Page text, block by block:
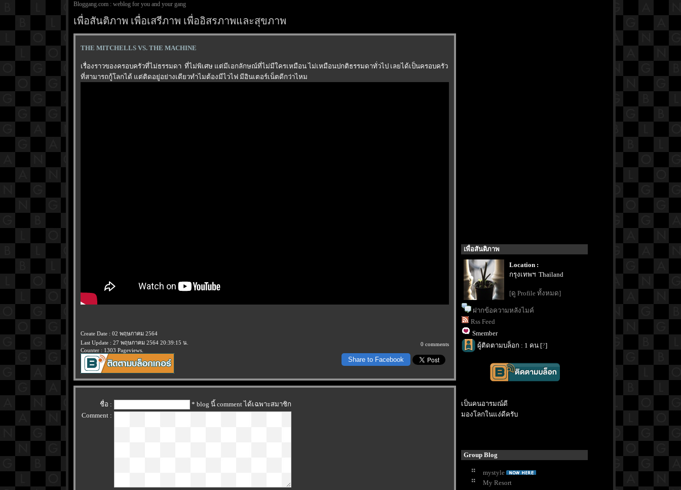
Bloggang.com : weblog for you and your gang
เพื่อสันติภาพ เพื่อเสรีภาพ เพื่ออิสรภาพและสุขภาพ
THE MITCHELLS VS. THE MACHINE
เรื่องราวของครอบครัวที่ไม่ธรรมดา ที่ไม่พิเศษ แต่มีเอกลักษณ์ที่ไม่มีใครเหมือน ไม่เหมือนปกติธรรมดาทั่วไป เลยได้เป็นครอบครัว
ที่สามารถกู้โลกได้ แต่ติดอยู่อย่างเดียวทำไมต้องมีไวไฟ มีอินเตอร์เน็ตดีกว่าไหม
Create Date : 02 พฤษภาคม 2564
Last Update : 27 พฤษภาคม 2564 20:39:15 น.
Counter : 1303 Pageviews.
0 comments
Share to Facebook
ชื่อ :
* blog นี้ comment ได้เฉพาะสมาชิก
Comment :
เพื่อสันติภาพ
Location :
กรุงเทพฯ Thailand
[ดู Profile ทั้งหมด]
ฝากข้อความหลังไมค์
Rss Feed
Smember
ผู้ติดตามบล็อก : 1 คน [?]
เป็นคนอารมณ์ดี
มองโลกในแง่ดีครับ
Group Blog
mystyle
My Resort